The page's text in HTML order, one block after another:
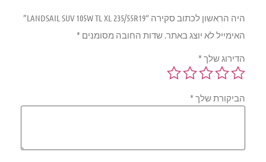
היה הראשון לכתוב סקירה “LANDSAIL SUV 105W TL XL 235/55R19”
האימייל לא יוצג באתר.שדות החובה מסומנים*
הדירוג שלך*
הביקורת שלך*